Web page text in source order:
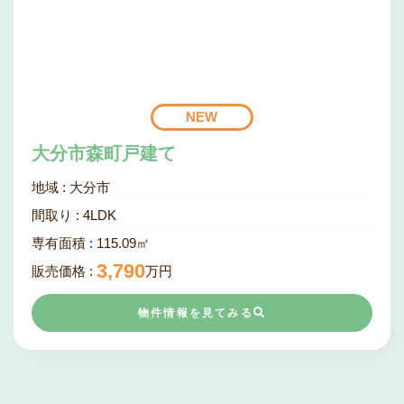
NEW
大分市森町戸建て
地域 : 大分市
間取り : 4LDK
専有面積 : 115.09㎡
販売価格 : 3,790万円
物件情報を見てみる